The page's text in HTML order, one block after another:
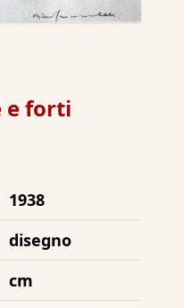
e forti
1938
disegno
cm